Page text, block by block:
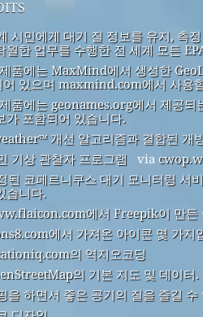
시민에게 대기 질 정보를 유지, 측
월한 업무를 수행한 전 세계 모든
품에는 MaxMind에서 생성한
어 있으며 maxmind.com에서 사용
품에는 geonames.org에서 제공되
가 포함되어 있습니다.
개선 알고리즘과 결합된 개
기상 관찰자 프로그램
via
된 코페르니쿠스 대기 모니터링 서
습니다.
에서 Freepik이 만든
에서 가져온 아이콘 몇 가지
의 역지오코딩
의 기본 지도 및 데이터.
을 하면서 좋은 공기의 질을 즐길 수